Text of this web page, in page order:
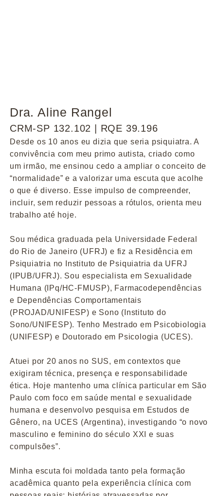
Dra. Aline Rangel
CRM-SP 132.102 | RQE 39.196
Desde os 10 anos eu dizia que seria psiquiatra. A
convivência com meu primo autista, criado como
um irmão, me ensinou cedo a ampliar o conceito de
“normalidade” e a valorizar uma escuta que acolhe
o que é diverso. Esse impulso de compreender,
incluir, sem reduzir pessoas a rótulos, orienta meu
trabalho até hoje.
Sou médica graduada pela Universidade Federal
do Rio de Janeiro (UFRJ) e fiz a Residência em
Psiquiatria no Instituto de Psiquiatria da UFRJ
(IPUB/UFRJ). Sou especialista em Sexualidade
Humana (IPq/HC-FMUSP), Farmacodependências
e Dependências Comportamentais
(PROJAD/UNIFESP) e Sono (Instituto do
Sono/UNIFESP). Tenho Mestrado em Psicobiologia
(UNIFESP) e Doutorado em Psicologia (UCES).
Atuei por 20 anos no SUS, em contextos que
exigiram técnica, presença e responsabilidade
ética. Hoje mantenho uma clínica particular em São
Paulo com foco em saúde mental e sexualidade
humana e desenvolvo pesquisa em Estudos de
Gênero, na UCES (Argentina), investigando “o novo
masculino e feminino do século XXI e suas
compulsões”.
Minha escuta foi moldada tanto pela formação
acadêmica quanto pela experiência clínica com